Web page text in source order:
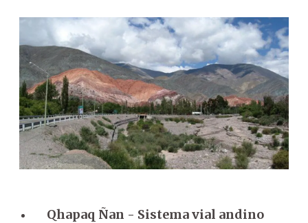
Qhapaq Ñan - Sistema vial andino